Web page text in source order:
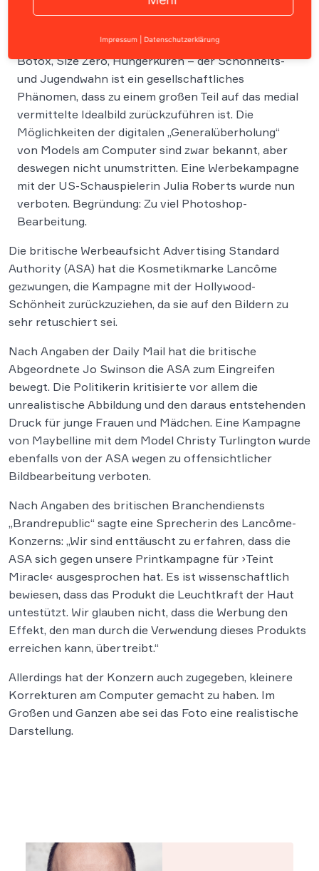
Botox, Size Zero, Hungerkuren – der Schönheits-
und Jugendwahn ist ein gesellschaftliches
Phänomen, dass zu einem großen Teil auf das medial
vermittelte Idealbild zurückzuführen ist. Die
Möglichkeiten der digitalen „Generalüberholung“
von Models am Computer sind zwar bekannt, aber
deswegen nicht unumstritten. Eine Werbekampagne
mit der US-Schauspielerin Julia Roberts wurde nun
verboten. Begründung: Zu viel Photoshop-
Bearbeitung.
Die britische Werbeaufsicht Advertising Standard
Authority (ASA) hat die Kosmetikmarke Lancôme
gezwungen, die Kampagne mit der Hollywood-
Schönheit zurückzuziehen, da sie auf den Bildern zu
sehr retuschiert sei.
Nach Angaben der Daily Mail hat die britische
Abgeordnete Jo Swinson die ASA zum Eingreifen
bewegt. Die Politikerin kritisierte vor allem die
unrealistische Abbildung und den daraus entstehenden
Druck für junge Frauen und Mädchen. Eine Kampagne
von Maybelline mit dem Model Christy Turlington wurde
ebenfalls von der ASA wegen zu offensichtlicher
Bildbearbeitung verboten.
Nach Angaben des britischen Branchendiensts
„Brandrepublic“ sagte eine Sprecherin des Lancôme-
Konzerns: „Wir sind enttäuscht zu erfahren, dass die
ASA sich gegen unsere Printkampagne für ›Teint
Miracle‹ ausgesprochen hat. Es ist wissenschaftlich
bewiesen, dass das Produkt die Leuchtkraft der Haut
untestützt. Wir glauben nicht, dass die Werbung den
Effekt, den man durch die Verwendung dieses Produkts
erreichen kann, übertreibt.“
Allerdings hat der Konzern auch zugegeben, kleinere
Korrekturen am Computer gemacht zu haben. Im
Großen und Ganzen abe sei das Foto eine realistische
Darstellung.
Impressum Datenschutzerklärung